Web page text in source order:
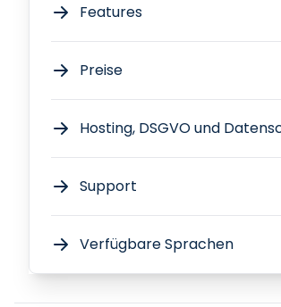
Features
Preise
Hosting, DSGVO und
Support
Verfügbare Sprachen